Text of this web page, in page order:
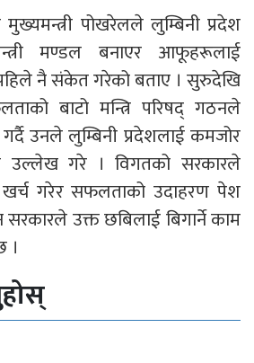
पोखरेलले लुम्बिनी प्रदेश
मण्डल बनाएर आफूहरूलाई
नै संकेत गरेको बताए । सुरुदेखि
बाटो मन्त्रि परिषद् गठनले
उनले लुम्बिनी प्रदेशलाई कमजोर
उल्लेख गरे । विगतको सरकारले
गरेर सफलताको उदाहरण पेश
सरकारले उक्त छबिलाई बिगार्ने काम
।